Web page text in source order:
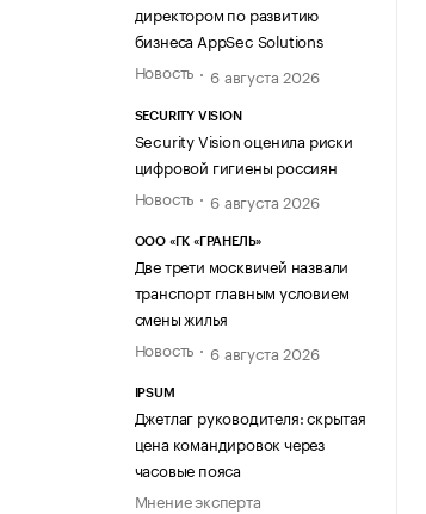
директором по развитию
бизнеса AppSec Solutions
Новость
6 августа 2026
SECURITY VISION
Security Vision оценила риски
цифровой гигиены россиян
Новость
6 августа 2026
ООО «ГК «ГРАНЕЛЬ»
Две трети москвичей назвали
транспорт главным условием
смены жилья
Новость
6 августа 2026
IPSUM
Джетлаг руководителя: скрытая
цена командировок через
часовые пояса
Мнение эксперта